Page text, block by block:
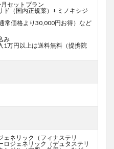
セットプラン
ド（国内正規薬）+ ミノキシジ
常価格より30,000円お得）など
み
1万円以上は送料無料（提携院
ェネリック（フィナステリ
ロジェネリック（デュタステリ